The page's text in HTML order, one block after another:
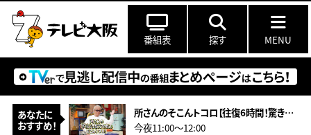
番組表 探す MENU
あなたに
おすすめ！
所さんのそこんトコロ【往復6時間！驚きの遠距離通学！&amp;型破りアーティスト】
今夜11:00〜12:00